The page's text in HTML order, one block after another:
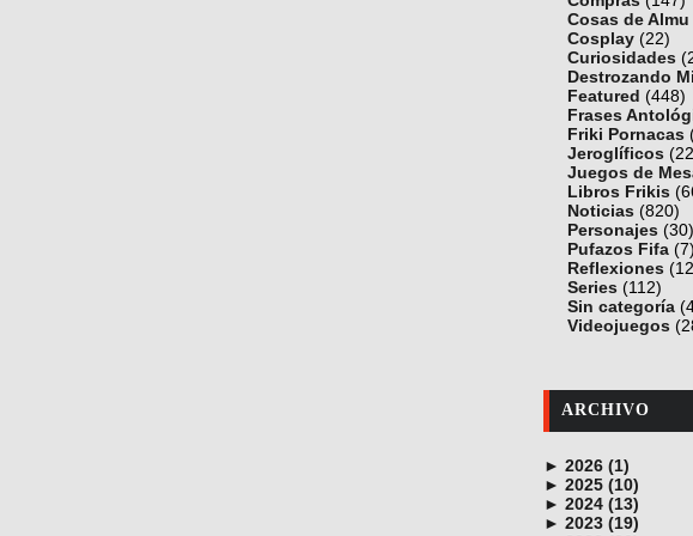
Cosas de Almu
Cosplay (22)
Curiosidades
Destrozando
Featured (448)
Frases
Friki Pornacas
Jeroglíficos
Juegos de
Libros Frikis
Noticias (820)
Personajes (30)
Pufazos Fifa (7)
Reflexiones
Series (112)
Sin categoría
Videojuegos
ARCHIVO
► 2026 (1)
junio (1)
► 2025 (10)
noviembre (1)
octubre (1)
► 2024 (13)
diciembre (4)
► 2023 (19)